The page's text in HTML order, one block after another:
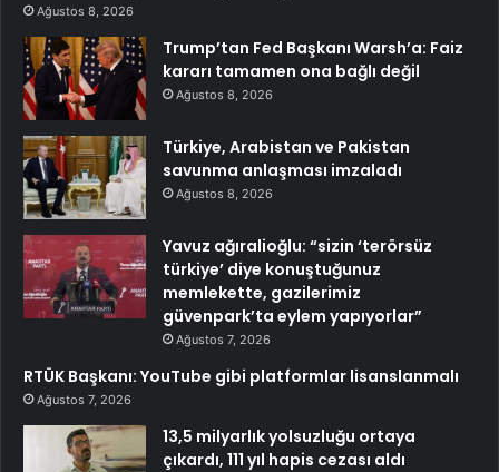
Ağustos 8, 2026
Trump’tan Fed Başkanı Warsh’a: Faiz
kararı tamamen ona bağlı değil
Ağustos 8, 2026
Türkiye, Arabistan ve Pakistan
savunma anlaşması imzaladı
Ağustos 8, 2026
Yavuz ağıralioğlu: “sizin ‘terörsüz
türkiye’ diye konuştuğunuz
memlekette, gazilerimiz
güvenpark’ta eylem yapıyorlar”
Ağustos 7, 2026
RTÜK Başkanı: YouTube gibi platformlar lisanslanmalı
Ağustos 7, 2026
13,5 milyarlık yolsuzluğu ortaya
çıkardı, 111 yıl hapis cezası aldı